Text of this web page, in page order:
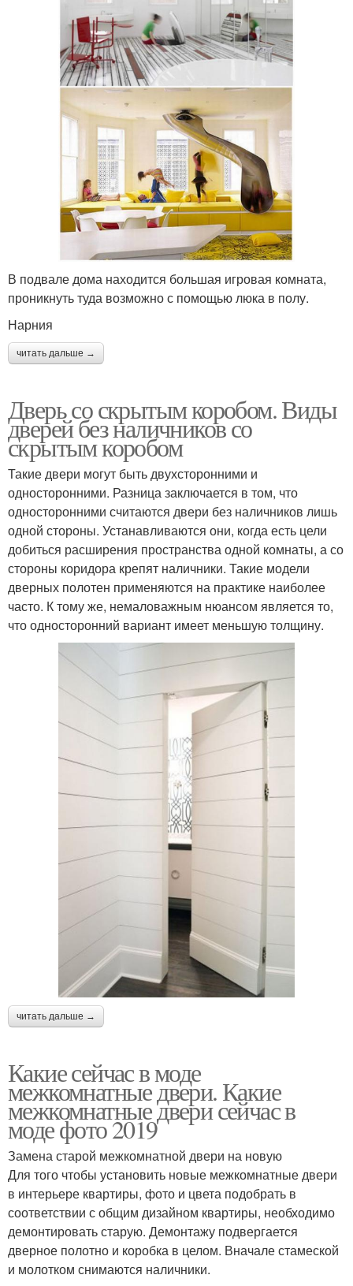
В подвале дома находится большая игровая комната,
проникнуть туда возможно с помощью люка в полу.
Нарния
читать дальше →
Дверь со скрытым коробом. Виды
дверей без наличников со
скрытым коробом
Такие двери могут быть двухсторонними и
односторонними. Разница заключается в том, что
односторонними считаются двери без наличников лишь
одной стороны. Устанавливаются они, когда есть цели
добиться расширения пространства одной комнаты, а со
стороны коридора крепят наличники. Такие модели
дверных полотен применяются на практике наиболее
часто. К тому же, немаловажным нюансом является то,
что односторонний вариант имеет меньшую толщину.
читать дальше →
Какие сейчас в моде
межкомнатные двери. Какие
межкомнатные двери сейчас в
моде фото 2019
Замена старой межкомнатной двери на новую
Для того чтобы установить новые межкомнатные двери
в интерьере квартиры, фото и цвета подобрать в
соответствии с общим дизайном квартиры, необходимо
демонтировать старую. Демонтажу подвергается
дверное полотно и коробка в целом. Вначале стамеской
и молотком снимаются наличники.